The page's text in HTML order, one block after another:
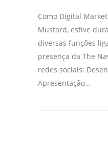
Como Digital
Mustard, estive
diversas funções
presença da The
redes sociais:
Apresentação…